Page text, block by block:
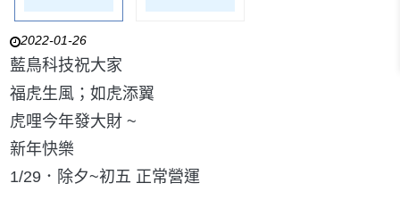
2022-01-26
藍鳥科技祝大家
福虎生風；如虎添翼
虎哩今年發大財 ~
新年快樂
1/29．除夕~初五 正常營運